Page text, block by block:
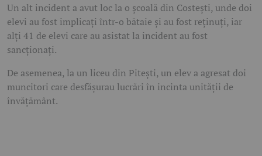
Un alt incident a avut loc la o școală din Costești, unde doi
elevi au fost implicați într-o bătaie și au fost reținuți, iar
alți 41 de elevi care au asistat la incident au fost
sancționați.
De asemenea, la un liceu din Pitești, un elev a agresat doi
muncitori care desfășurau lucrări în incinta unității de
învățământ.